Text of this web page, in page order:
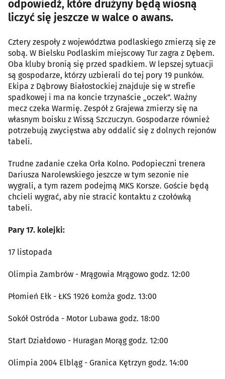
odpowiedź, które drużyny będą wiosną
liczyć się jeszcze w walce o awans.
Cztery zespoły z województwa podlaskiego zmierzą się ze
sobą. W Bielsku Podlaskim miejscowy Tur zagra z Dębem.
Oba kluby bronią się przed spadkiem. W lepszej sytuacji
są gospodarze, którzy uzbierali do tej pory 19 punków.
Ekipa z Dąbrowy Białostockiej znajduje się w strefie
spadkowej i ma na koncie trzynaście „oczek”. Ważny
mecz czeka Warmię. Zespół z Grajewa zmierzy się na
własnym boisku z Wissą Szczuczyn. Gospodarze również
potrzebują zwycięstwa aby oddalić się z dolnych rejonów
tabeli.
Trudne zadanie czeka Orła Kolno. Podopieczni trenera
Dariusza Narolewskiego jeszcze w tym sezonie nie
wygrali, a tym razem podejmą MKS Korsze. Goście będą
chcieli wygrać, aby nie stracić kontaktu z czołówką
tabeli.
Pary 17. kolejki:
17 listopada
Olimpia Zambrów - Mrągowia Mrągowo godz. 12:00
Płomień Ełk - ŁKS 1926 Łomża godz. 13:00
Sokół Ostróda - Motor Lubawa godz. 18:00
Start Działdowo - Huragan Morąg godz. 12:00
Olimpia 2004 Elbląg - Granica Kętrzyn godz. 14:00